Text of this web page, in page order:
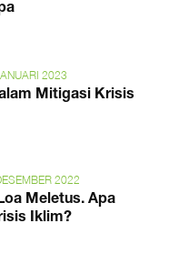
2023
Mitigasi Krisis
2022
Meletus. Apa
Iklim?